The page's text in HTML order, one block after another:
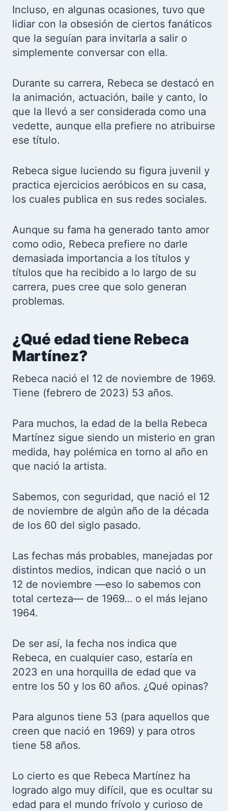
Incluso, en algunas ocasiones, tuvo que
lidiar con la obsesión de ciertos fanáticos
que la seguían para invitarla a salir o
simplemente conversar con ella.
Durante su carrera, Rebeca se destacó en
la animación, actuación, baile y canto, lo
que la llevó a ser considerada como una
vedette, aunque ella prefiere no atribuirse
ese título.
Rebeca sigue luciendo su figura juvenil y
practica ejercicios aeróbicos en su casa,
los cuales publica en sus redes sociales.
Aunque su fama ha generado tanto amor
como odio, Rebeca prefiere no darle
demasiada importancia a los títulos y
títulos que ha recibido a lo largo de su
carrera, pues cree que solo generan
problemas.
¿Qué edad tiene Rebeca
Martínez?
Rebeca nació el 12 de noviembre de 1969.
Tiene (febrero de 2023) 53 años.
Para muchos, la edad de la bella Rebeca
Martínez sigue siendo un misterio en gran
medida, hay polémica en torno al año en
que nació la artista.
Sabemos, con seguridad, que nació el 12
de noviembre de algún año de la década
de los 60 del siglo pasado.
Las fechas más probables, manejadas por
distintos medios, indican que nació o un
12 de noviembre —eso lo sabemos con
total certeza— de 1969… o el más lejano
1964.
De ser así, la fecha nos indica que
Rebeca, en cualquier caso, estaría en
2023 en una horquilla de edad que va
entre los 50 y los 60 años. ¿Qué opinas?
Para algunos tiene 53 (para aquellos que
creen que nació en 1969) y para otros
tiene 58 años.
Lo cierto es que Rebeca Martínez ha
logrado algo muy difícil, que es ocultar su
edad para el mundo frívolo y curioso de